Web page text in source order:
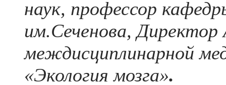
наук, профессор
им.Сеченова, Директор
междисциплинарной
«Экология мозга».